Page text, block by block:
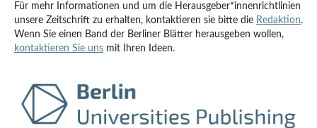
Für mehr Informationen und um die Herausgeber*innenrichtlinien
unsere Zeitschrift zu erhalten, kontaktieren sie bitte die Redaktion.
Wenn Sie einen Band der Berliner Blätter herausgeben wollen,
kontaktieren Sie unsmit Ihren Ideen.